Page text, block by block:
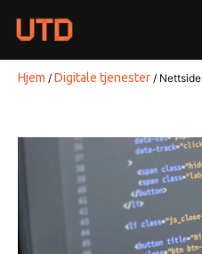
Hjem / Digitale tjenester / Nettside